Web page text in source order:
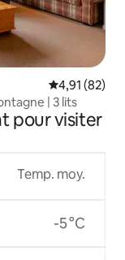
Évaluation
4,91 (82)
| 3 lits
pour visiter
Temp. moy.
-5 °C